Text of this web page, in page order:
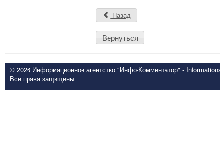
Назад
Вернуться
© 2026 Информационное агентство "Инфо-Комментатор" -
Все права защищены